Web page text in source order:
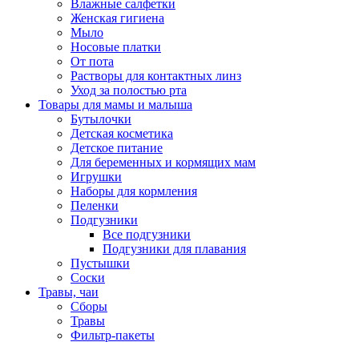
Влажные салфетки
Женская гигиена
Мыло
Носовые платки
От пота
Растворы для контактных линз
Уход за полостью рта
Товары для мамы и малыша
Бутылочки
Детская косметика
Детское питание
Для беременных и кормящих мам
Игрушки
Наборы для кормления
Пеленки
Подгузники
Все подгузники
Подгузники для плавания
Пустышки
Соски
Травы, чаи
Сборы
Травы
Фильтр-пакеты